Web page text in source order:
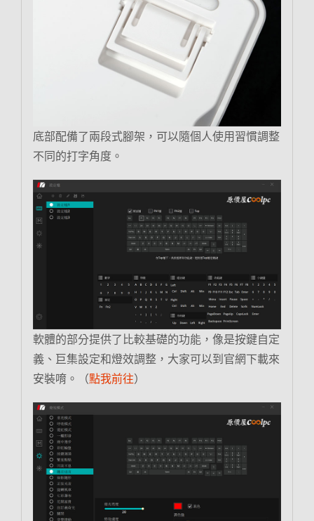
底部配備了兩段式腳架，可以隨個人使用習慣調整
不同的打字角度。
軟體的部分提供了比較基礎的功能，像是按鍵自定
義、巨集設定和燈效調整，大家可以到官網下載來
安裝唷。（點我前往）